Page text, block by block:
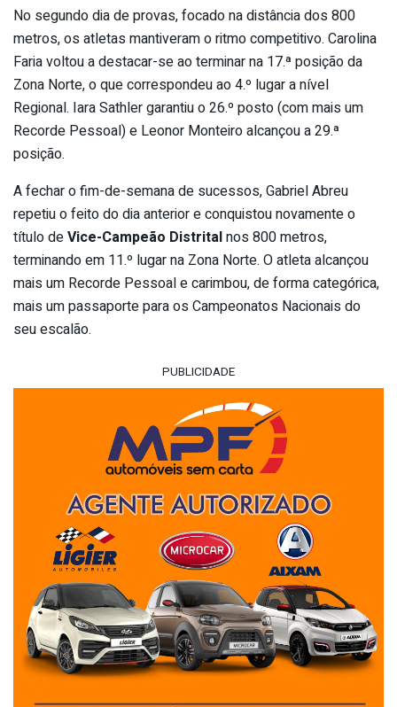
No segundo dia de provas, focado na distância dos 800
metros, os atletas mantiveram o ritmo competitivo. Carolina
Faria voltou a destacar-se ao terminar na 17.ª posição da
Zona Norte, o que correspondeu ao 4.º lugar a nível
Regional. Iara Sathler garantiu o 26.º posto (com mais um
Recorde Pessoal) e Leonor Monteiro alcançou a 29.ª
posição.
A fechar o fim-de-semana de sucessos, Gabriel Abreu
repetiu o feito do dia anterior e conquistou novamente o
título deVice-Campeão Distritalnos 800 metros,
terminando em 11.º lugar na Zona Norte. O atleta alcançou
mais um Recorde Pessoal e carimbou, de forma categórica,
mais um passaporte para os Campeonatos Nacionais do
seu escalão.
PUBLICIDADE